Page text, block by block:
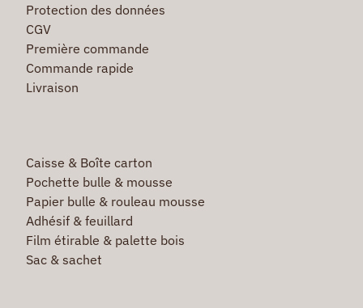
Protection des données
CGV
Première commande
Commande rapide
Livraison
Caisse & Boîte carton
Pochette bulle & mousse
Papier bulle & rouleau mousse
Adhésif & feuillard
Film étirable & palette bois
Sac & sachet